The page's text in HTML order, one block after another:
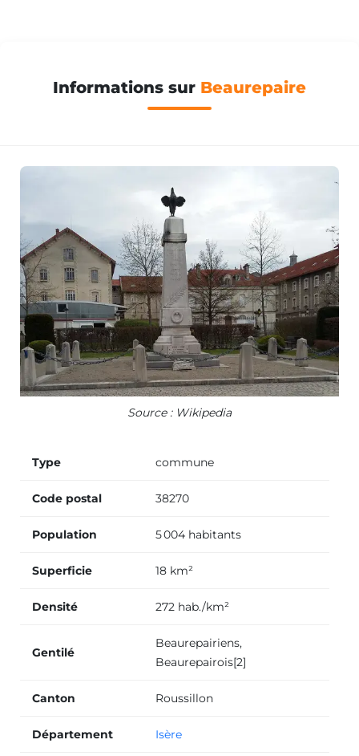
Informations sur Beaurepaire
Source : Wikipedia
Type commune
Code postal 38270
Population 5 004 habitants
Superficie 18 km²
Densité 272 hab./km²
Gentilé
Beaurepairiens,
Beaurepairois[2]
Canton Roussillon
Département Isère